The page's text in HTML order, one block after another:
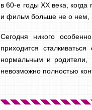
в 60-е годы ХХ века,
и фильм больше не о нем,
Сегодня никого
приходится
нормальным и родители,
невозможно полностью